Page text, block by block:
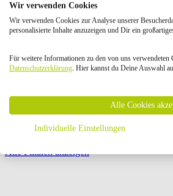
{{
{{ store.label }}
Ausgewählt Auswählen Öffnungszeiten
Öffnungszeiten:
Seite {{ pagination.page }} von {{
Alle Filialen anzeigen
Wir verwenden Cookies
Wir verwenden Cookies zur Analyse unserer
personalisierte Inhalte anzuzeigen und Dir ein
Für weitere Informationen zu den von uns verwendeten
Datenschutzerklärung. Hier kannst du Deine Auswahl
Alle Cookies
Individuelle Einstellungen